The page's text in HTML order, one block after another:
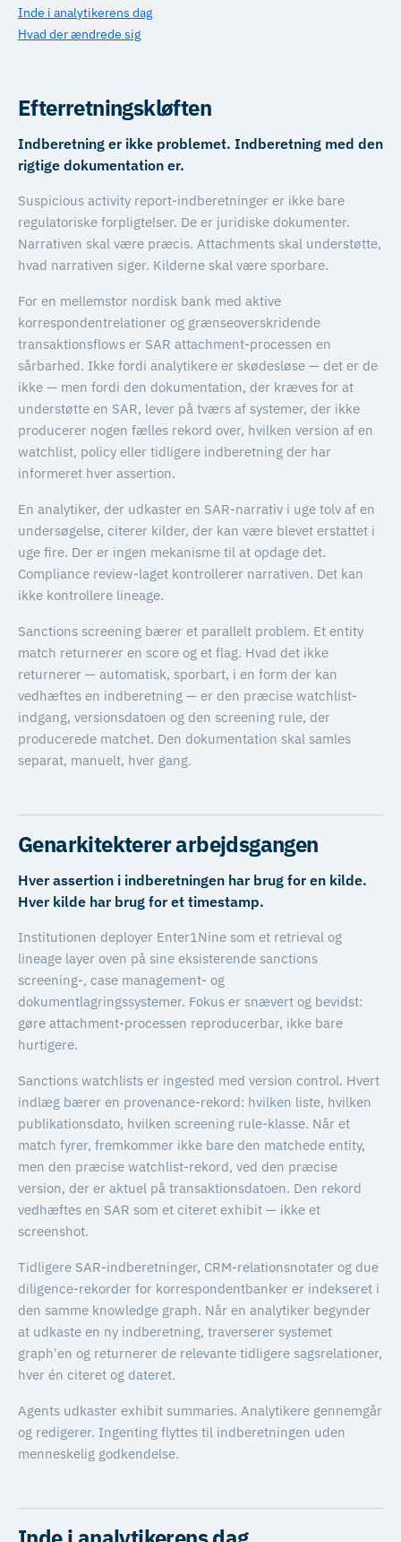
Inde i analytikerens dag
Hvad der ændrede sig
Efterretningskløften
Indberetning er ikke problemet. Indberetning med den
rigtige dokumentation er.
Suspicious activity report-indberetninger er ikke bare
regulatoriske forpligtelser. De er juridiske dokumenter.
Narrativen skal være præcis. Attachments skal understøtte,
hvad narrativen siger. Kilderne skal være sporbare.
For en mellemstor nordisk bank med aktive
korrespondentrelationer og grænseoverskridende
transaktionsflows er SAR attachment-processen en
sårbarhed. Ikke fordi analytikere er skødesløse — det er de
ikke — men fordi den dokumentation, der kræves for at
understøtte en SAR, lever på tværs af systemer, der ikke
producerer nogen fælles rekord over, hvilken version af en
watchlist, policy eller tidligere indberetning der har
informeret hver assertion.
En analytiker, der udkaster en SAR-narrativ i uge tolv af en
undersøgelse, citerer kilder, der kan være blevet erstattet i
uge fire. Der er ingen mekanisme til at opdage det.
Compliance review-laget kontrollerer narrativen. Det kan
ikke kontrollere lineage.
Sanctions screening bærer et parallelt problem. Et entity
match returnerer en score og et flag. Hvad det ikke
returnerer — automatisk, sporbart, i en form der kan
vedhæftes en indberetning — er den præcise watchlist-
indgang, versionsdatoen og den screening rule, der
producerede matchet. Den dokumentation skal samles
separat, manuelt, hver gang.
Genarkitekterer arbejdsgangen
Hver assertion i indberetningen har brug for en kilde.
Hver kilde har brug for et timestamp.
Institutionen deployer Enter1Nine som et retrieval og
lineage layer oven på sine eksisterende sanctions
screening-, case management- og
dokumentlagringssystemer. Fokus er snævert og bevidst:
gøre attachment-processen reproducerbar, ikke bare
hurtigere.
Sanctions watchlists er ingested med version control. Hvert
indlæg bærer en provenance-rekord: hvilken liste, hvilken
publikationsdato, hvilken screening rule-klasse. Når et
match fyrer, fremkommer ikke bare den matchede entity,
men den præcise watchlist-rekord, ved den præcise
version, der er aktuel på transaktionsdatoen. Den rekord
vedhæftes en SAR som et citeret exhibit — ikke et
screenshot.
Tidligere SAR-indberetninger, CRM-relationsnotater og due
diligence-rekorder for korrespondentbanker er indekseret i
den samme knowledge graph. Når en analytiker begynder
at udkaste en ny indberetning, traverserer systemet
graph'en og returnerer de relevante tidligere sagsrelationer,
hver én citeret og dateret.
Agents udkaster exhibit summaries. Analytikere gennemgår
og redigerer. Ingenting flyttes til indberetningen uden
menneskelig godkendelse.